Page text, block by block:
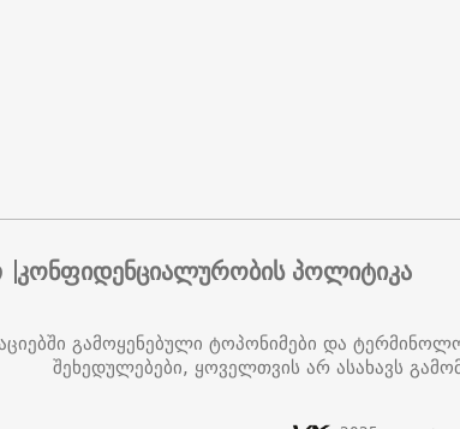
კონფიდენციალურობის პოლიტიკა
გამოყენებული ტოპონიმები და
შეხედულებები, ყოველთვის არ ასახავს